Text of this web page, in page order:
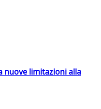
nuove limitazioni alla